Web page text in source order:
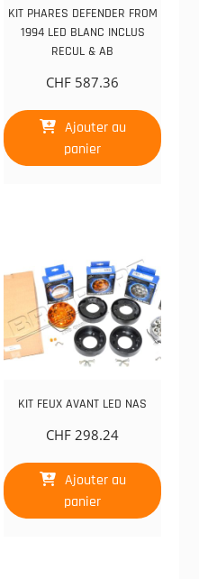
KIT PHARES DEFENDER FROM
1994 LED BLANC INCLUS
RECUL & AB
CHF 587.36
Ajouter au
panier
KIT FEUX AVANT LED NAS
CHF 298.24
Ajouter au
panier